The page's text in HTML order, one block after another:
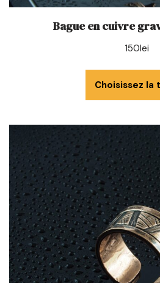
Bague en cuivre
150lei
Choisissez la